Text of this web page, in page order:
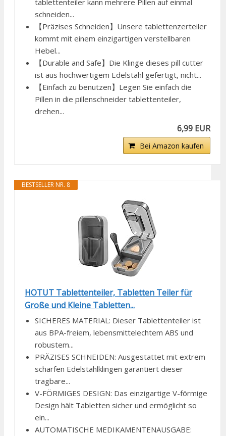
tablettenteiler kann mehrere Pillen auf einmal
schneiden...
【Präzises Schneiden】Unsere tablettenzerteiler
kommt mit einem einzigartigen verstellbaren
Hebel...
【Durable and Safe】Die Klinge dieses pill cutter
ist aus hochwertigem Edelstahl gefertigt, nicht...
【Einfach zu benutzen】Legen Sie einfach die
Pillen in die pillenschneider tablettenteiler,
drehen...
6,99 EUR
Bei Amazon kaufen
BESTSELLER NR. 8
HOTUT Tablettenteiler, Tabletten Teiler für
Große und Kleine Tabletten...
SICHERES MATERIAL: Dieser Tablettenteiler ist
aus BPA-freiem, lebensmittelechtem ABS und
robustem...
PRÄZISES SCHNEIDEN: Ausgestattet mit extrem
scharfen Edelstahlklingen garantiert dieser
tragbare...
V-FÖRMIGES DESIGN: Das einzigartige V-förmige
Design hält Tabletten sicher und ermöglicht so
ein...
AUTOMATISCHE MEDIKAMENTENAUSGABE: